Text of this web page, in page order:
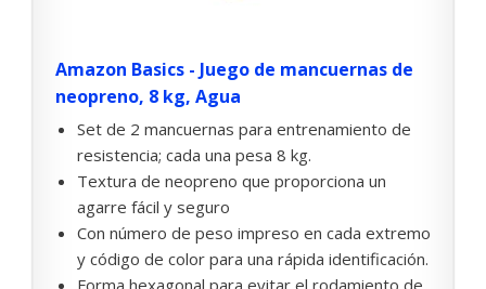
Amazon Basics - Juego de mancuernas de
neopreno, 8 kg, Agua
Set de 2 mancuernas para entrenamiento de
resistencia; cada una pesa 8 kg.
Textura de neopreno que proporciona un
agarre fácil y seguro
Con número de peso impreso en cada extremo
y código de color para una rápida identificación.